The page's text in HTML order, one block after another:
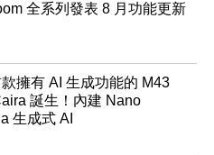
全系列發表 8 月功能更新
擁有 AI 生成功能的 M43
誕生！內建 Nano
生成式 AI